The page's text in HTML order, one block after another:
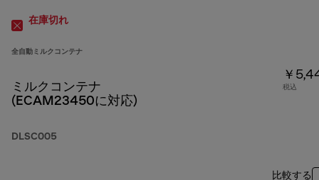
在庫切れ
全自動ミルクコンテナ
ミルクコンテナ
(ECAM23450に対応)
DLSC005
￥
税込
比較する